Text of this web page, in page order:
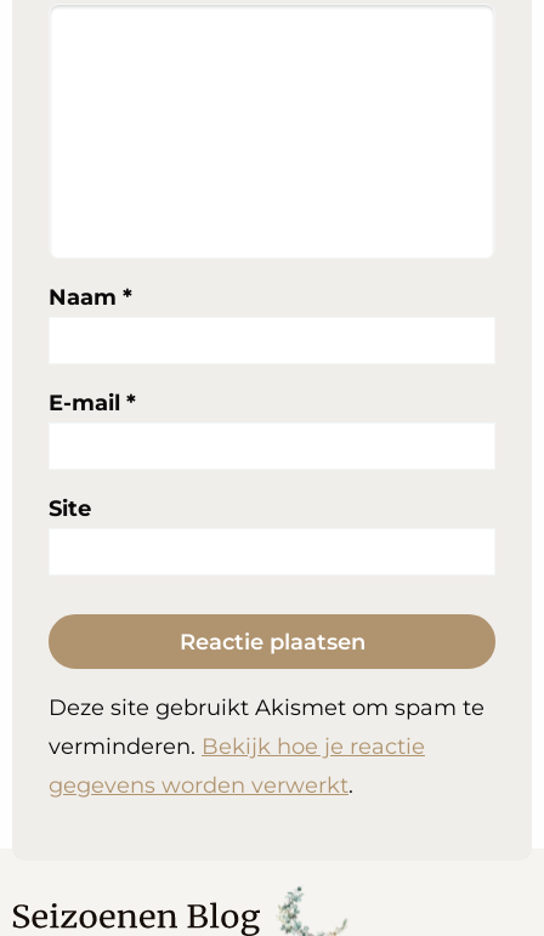
Naam *
E-mail *
Site
Deze site gebruikt Akismet om spam te
verminderen. Bekijk hoe je reactie
gegevens worden verwerkt.